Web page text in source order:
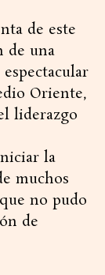
de este
de una
Oriente,
liderazgo
la
muchos
no pudo
de